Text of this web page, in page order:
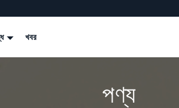
খবর
পণ্য